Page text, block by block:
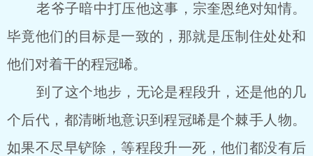
老爷子暗中打压他这事，宗奎恩绝对知情。
毕竟他们的目标是一致的，那就是压制住处处和
他们对着干的程冠晞。
到了这个地步，无论是程段升，还是他的几
个后代，都清晰地意识到程冠晞是个棘手人物。
如果不尽早铲除，等程段升一死，他们都没有后